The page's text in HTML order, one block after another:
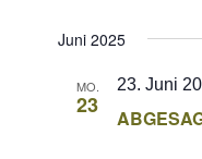
Juni 2025
MO.
23
23. Juni